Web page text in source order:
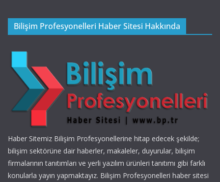
Bilişim Profesyonelleri Haber Sitesi Hakkında
Haber Sitemiz Bilişim Profesyonellerine hitap edecek şekilde;
bilişim sektörüne dair haberler, makaleler, duyurular, bilişim
firmalarının tanıtımları ve yerli yazılım ürünleri tanıtımı gibi farklı
konularla yayın yapmaktayız. Bilişim Profesyonelleri haber sitesi